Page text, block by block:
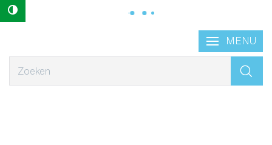
Hoog contrast
MENU
Bestuur
Geraardsbergen
Wat